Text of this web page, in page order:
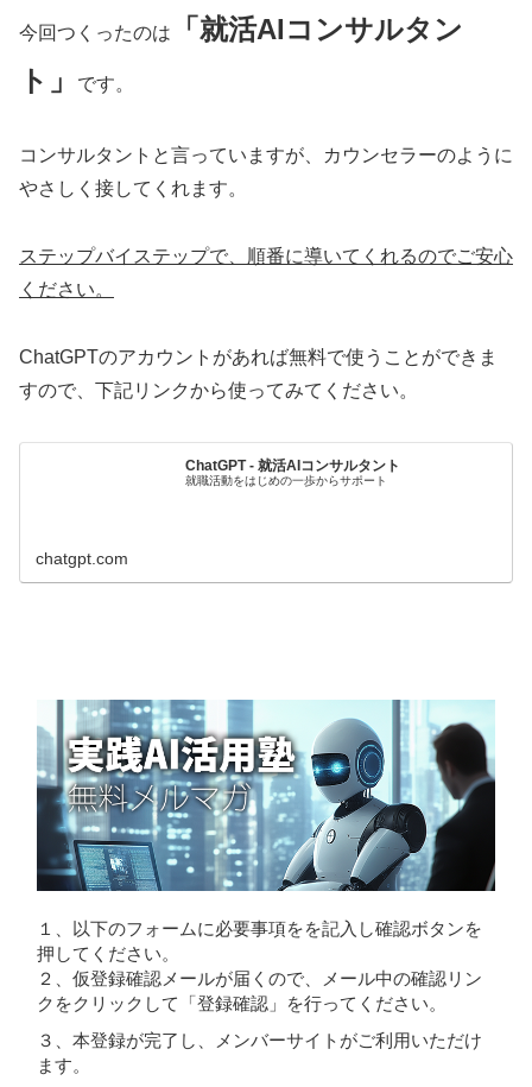
今回つくったのは
「就活AIコンサルタン
ト」
です。
コンサルタントと言っていますが、カウンセラーのように
やさしく接してくれます。
ステップバイステップで、順番に導いてくれるのでご安心
ください。
ChatGPTのアカウントがあれば無料で使うことができま
すので、下記リンクから使ってみてください。
ChatGPT - 就活AIコンサルタント
就職活動をはじめの一歩からサポート
chatgpt.com